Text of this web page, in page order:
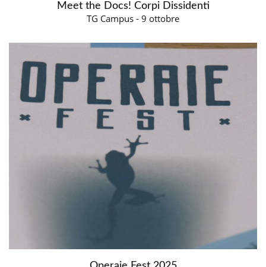
Meet the Docs! Corpi Dissidenti
TG Campus - 9 ottobre